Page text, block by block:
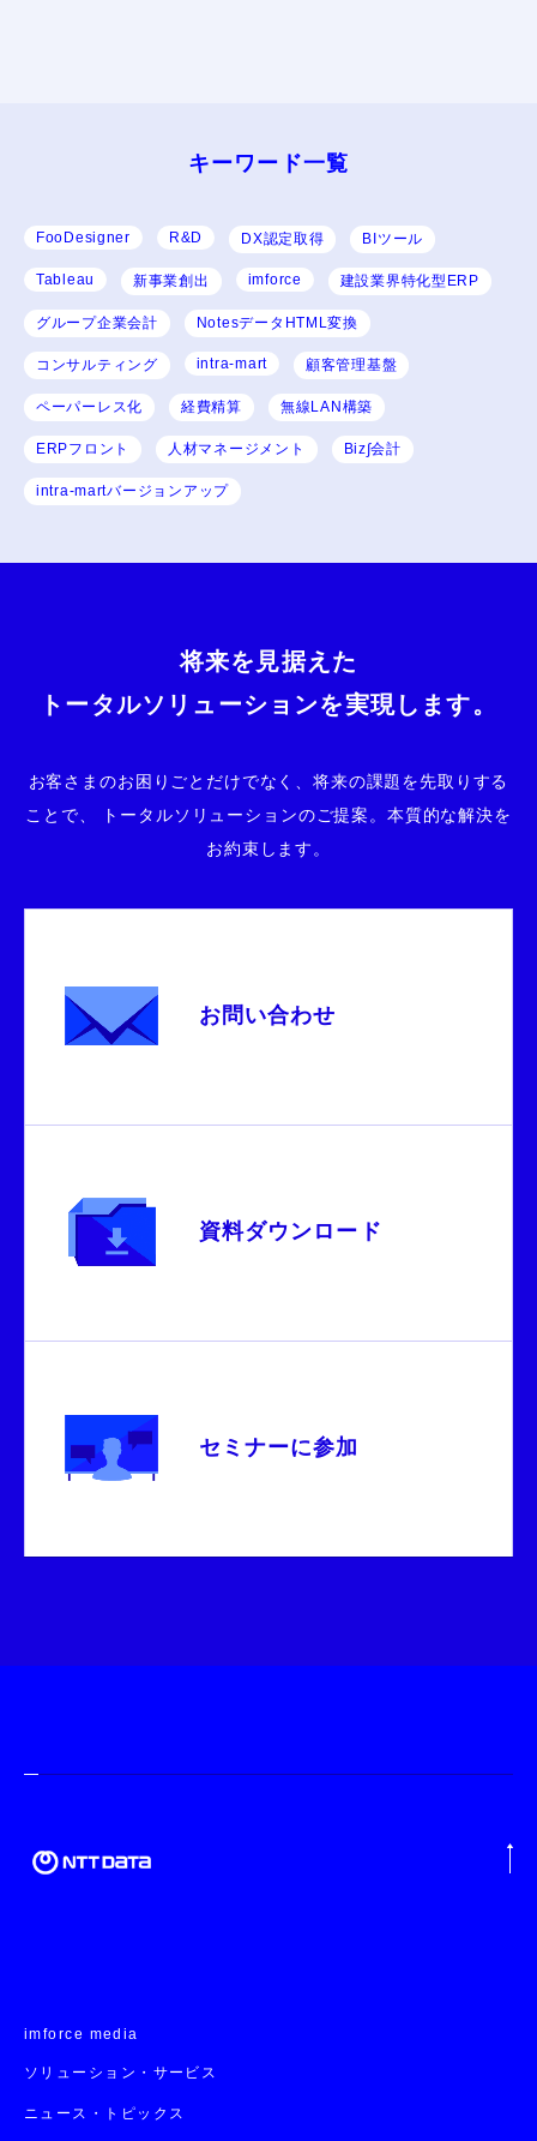
キーワード⼀覧
FooDesigner R&D DX認定取得 BIツール
Tableau 新事業創出 imforce 建設業界特化型ERP
グループ企業会計 NotesデータHTML変換
コンサルティング intra-mart 顧客管理基盤
ペーパーレス化 経費精算 無線LAN構築
ERPフロント 人材マネージメント Biz∫会計
intra-martバージョンアップ
将来を見据えた
トータルソリューションを実現します。
お客さまのお困りごとだけでなく、将来の課題を先取りする
ことで、
トータルソリューションのご提案。本質的な解決を
お約束します。
お問い合わせ
資料ダウンロード
セミナーに参加
imforce media
ソリューション・サービス
ニュース・トピックス